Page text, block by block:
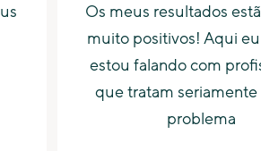
Os meus resultados
muito positivos! Aqui
estou falando com
que tratam seriamente
problema